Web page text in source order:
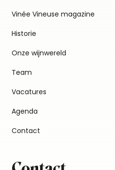
Vinée Vineuse magazine
Historie
Onze wijnwereld
Team
Vacatures
Agenda
Contact